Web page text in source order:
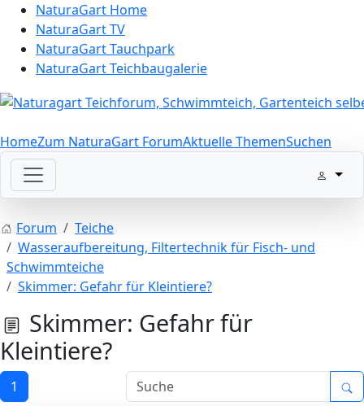
NaturaGart Home
NaturaGart TV
NaturaGart Tauchpark
NaturaGart Teichbaugalerie
HomeZum NaturaGart ForumAktuelle ThemenSuchen
Forum
Teiche
Wasseraufbereitung, Filtertechnik für Fisch- und
Schwimmteiche
Skimmer: Gefahr für Kleintiere?
Skimmer: Gefahr für
Kleintiere?
1